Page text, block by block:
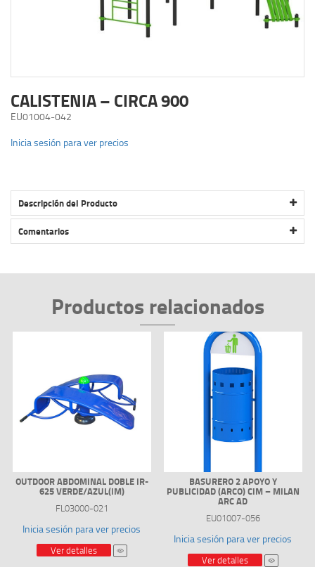
CALISTENIA – CIRCA 900
EU01004-042
Inicia sesión para ver precios
Descripción del Producto
CALISTENIA – CIRCA 900
Comentarios
Productos relacionados
OUTDOOR ABDOMINAL DOBLE IR-
625 VERDE/AZUL(IM)
FL03000-021
Inicia sesión para ver precios
Ver detalles
BASURERO 2 APOYO Y
PUBLICIDAD (ARCO) CIM – MILAN
ARC AD
EU01007-056
Inicia sesión para ver precios
Ver detalles